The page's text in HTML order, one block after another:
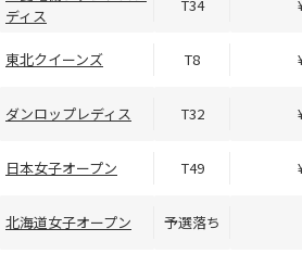
ディス
T34
東北クイーンズ T8
ダンロップレディス T32
日本女子オープン T49
北海道女子オープン 予選落ち